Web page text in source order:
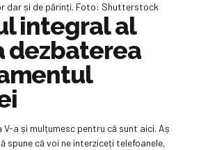
dar și de părinți. Foto: Shutterstock
integral al
dezbaterea
V-a și mulțumesc pentru că sunt aici. Aș
spune că voi ne interziceți telefoanele,